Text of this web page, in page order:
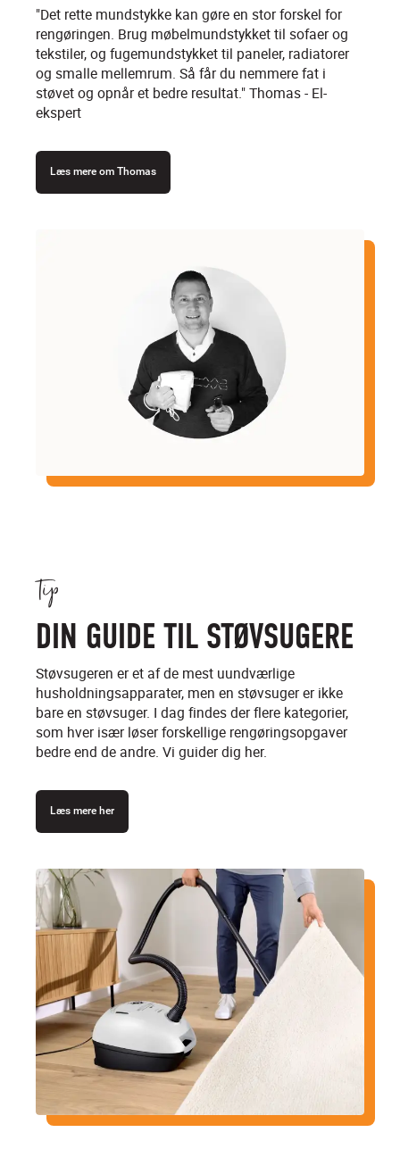
"Det rette mundstykke kan gøre en stor forskel for
rengøringen. Brug møbelmundstykket til sofaer og
tekstiler, og fugemundstykket til paneler, radiatorer
og smalle mellemrum. Så får du nemmere fat i
støvet og opnår et bedre resultat."Thomas - El-
ekspert
Læs mere om Thomas
Tip
DIN GUIDE TIL STØVSUGERE
Støvsugeren er et af de mest uundværlige
husholdningsapparater, men en støvsuger er ikke
bare en støvsuger. I dag findes der flere kategorier,
som hver især løser forskellige rengøringsopgaver
bedre end de andre. Vi guider dig her.
Læs mere her